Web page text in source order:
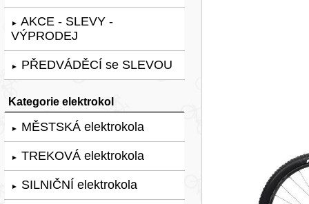
► AKCE - SLEVY -
VÝPRODEJ
► PŘEDVÁDĚCÍ se SLEVOU
Kategorie elektrokol
► MĚSTSKÁ elektrokola
► TREKOVÁ elektrokola
► SILNIČNÍ elektrokola